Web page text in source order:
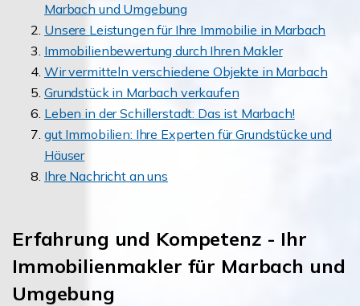
Marbach und Umgebung
Unsere Leistungen für Ihre Immobilie in Marbach
Immobilienbewertung durch Ihren Makler
Wir vermitteln verschiedene Objekte in Marbach
Grundstück in Marbach verkaufen
Leben in der Schillerstadt: Das ist Marbach!
gut Immobilien: Ihre Experten für Grundstücke und
Häuser
Ihre Nachricht an uns
Erfahrung und Kompetenz - Ihr
Immobilienmakler für Marbach und
Umgebung